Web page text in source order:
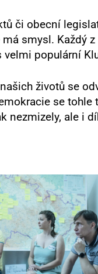
či obecní
smysl. Každý
populární
životů se
se tohle
ale i